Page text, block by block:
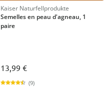
Kaiser Naturfellprodukte
Semelles en peau d'agneau, 1
paire
13,99 €
(9)